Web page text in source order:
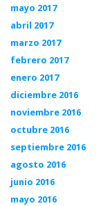
mayo 2017
abril 2017
marzo 2017
febrero 2017
enero 2017
diciembre 2016
noviembre 2016
octubre 2016
septiembre 2016
agosto 2016
junio 2016
mayo 2016